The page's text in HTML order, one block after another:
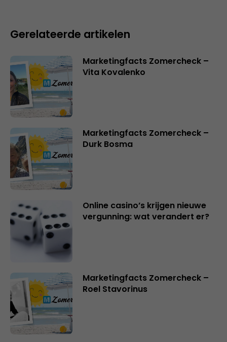
Gerelateerde artikelen
Marketingfacts Zomercheck –
Vita Kovalenko
Marketingfacts Zomercheck –
Durk Bosma
Online casino’s krijgen nieuwe
vergunning: wat verandert er?
Marketingfacts Zomercheck –
Roel Stavorinus